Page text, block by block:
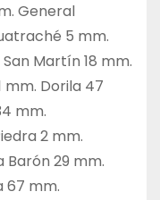
General
5 mm.
Martín 18 mm.
mm. Dorila 47
mm.
2 mm.
Barón 29 mm.
67 mm.